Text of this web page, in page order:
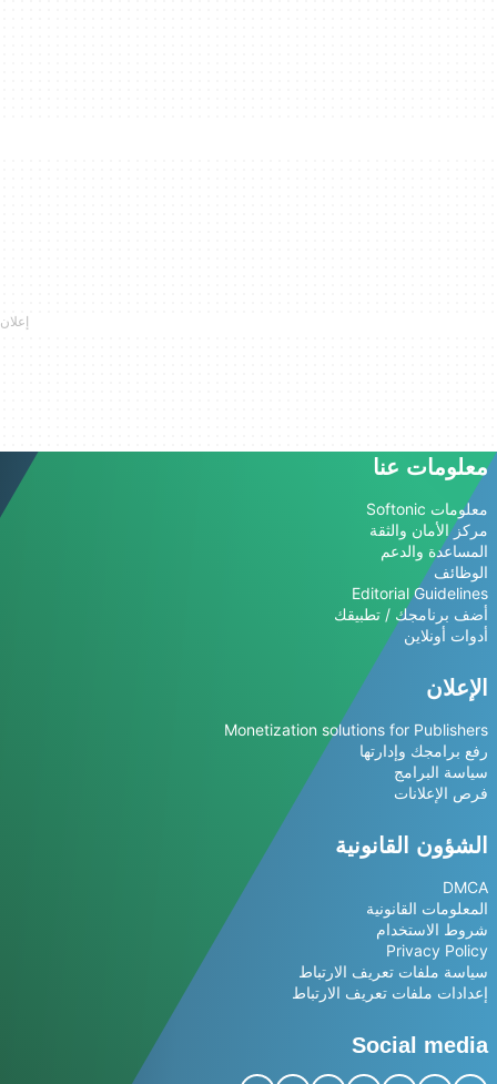
معلومات عنا
معلومات Softonic
مركز الأمان والثقة
المساعدة والدعم
الوظائف
Editorial Guidelines
أضف برنامجك / تطبيقك
أدوات أونلاين
الإعلان
Monetization solutions for Publishers
رفع برامجك وإدارتها
سياسة البرامج
فرص الإعلانات
الشؤون القانونية
DMCA
المعلومات القانونية
شروط الاستخدام
Privacy Policy
سياسة ملفات تعريف الارتباط
إعدادات ملفات تعريف الارتباط
Social media